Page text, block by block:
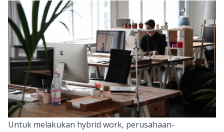
Untuk melakukan hybrid work, perusahaan-